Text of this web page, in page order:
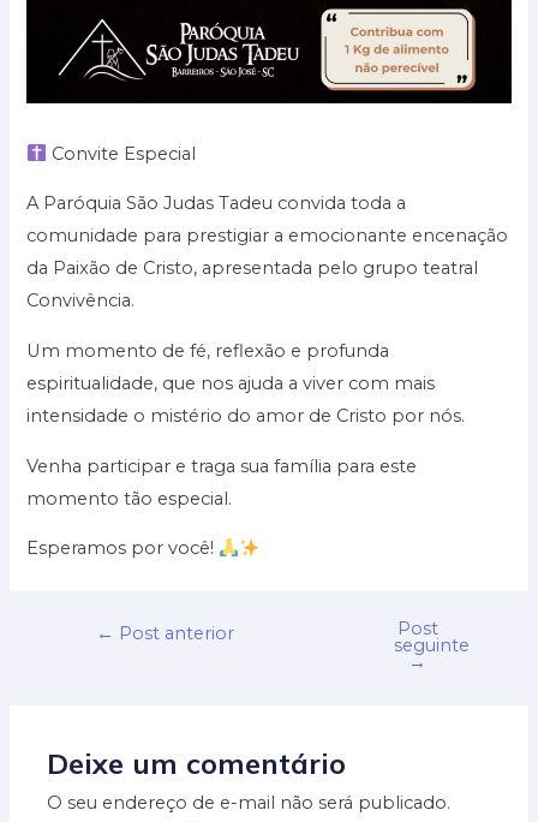
Convite Especial
A Paróquia São Judas Tadeu convida toda a
comunidade para prestigiar a emocionante encenação
da Paixão de Cristo, apresentada pelo grupo teatral
Convivência.
Um momento de fé, reflexão e profunda
espiritualidade, que nos ajuda a viver com mais
intensidade o mistério do amor de Cristo por nós.
Venha participar e traga sua família para este
momento tão especial.
Esperamos por você!
← Post anterior Post
seguinte
→
Deixe um comentário
O seu endereço de e-mail não será publicado.